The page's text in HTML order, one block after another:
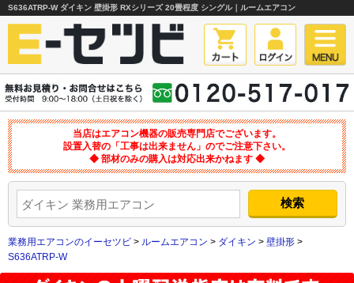
S636ATRP-W ダイキン 壁掛形 RXシリーズ 20畳程度 シングル｜ルームエアコン
当店はエアコン機器の販売専門店でございます。
設置入替の「工事は出来ません」のでご注意下さい。
◆ 部材のみの購入は対応出来かねます ◆
業務用エアコンのイーセツビ > ルームエアコン > ダイキン > 壁掛形 >
S636ATRP-W